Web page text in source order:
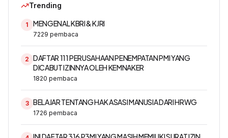
Trending
1 MENGENAL KBRI & KJRI
7229 pembaca
2 DAFTAR 111 PERUSAHAAN PENEMPATAN PMI YANG
DICABUT IZINNYA OLEH KEMNAKER
1820 pembaca
3 BELAJAR TENTANG HAK ASASI MANUSIA DARI HRWG
1726 pembaca